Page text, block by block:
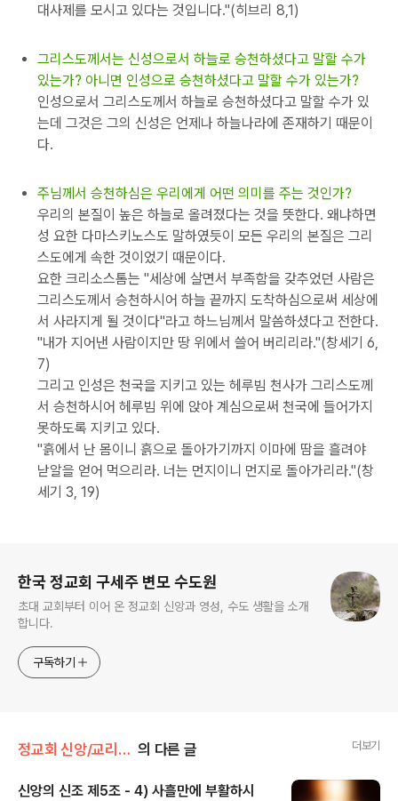
대사제를 모시고 있다는 것입니다."(히브리 8,1)
그리스도께서는 신성으로서 하늘로 승천하셨다고 말할 수가
있는가? 아니면 인성으로 승천하셨다고 말할 수가 있는가?
인성으로서 그리스도께서 하늘로 승천하셨다고 말할 수가 있
는데 그것은 그의 신성은 언제나 하늘나라에 존재하기 때문이
다.
주님께서 승천하심은 우리에게 어떤 의미를 주는 것인가?
우리의 본질이 높은 하늘로 올려졌다는 것을 뜻한다. 왜냐하면
성 요한 다마스키노스도 말하였듯이 모든 우리의 본질은 그리
스도에게 속한 것이었기 때문이다.
요한 크리소스톰는 "세상에 살면서 부족함을 갖추었던 사람은
그리스도께서 승천하시어 하늘 끝까지 도착하심으로써 세상에
서 사라지게 될 것이다"라고 하느님께서 말씀하셨다고 전한다.
"내가 지어낸 사람이지만 땅 위에서 쓸어 버리리라."(창세기 6,
7)
그리고 인성은 천국을 지키고 있는 헤루빔 천사가 그리스도께
서 승천하시어 헤루빔 위에 앉아 계심으로써 천국에 들어가지
못하도록 지키고 있다.
"흙에서 난 몸이니 흙으로 돌아가기까지 이마에 땀을 흘려야
낟알을 얻어 먹으리라. 너는 먼지이니 먼지로 돌아가리라."(창
세기 3, 19)
한국 정교회 구세주 변모 수도원
초대 교회부터 이어 온 정교회 신앙과 영성, 수도 생활을 소개
합니다.
구독하기
정교회 신앙/교리문답 의 다른 글 더보기
신앙의 신조 제5조 - 4) 사흘만에 부활하시